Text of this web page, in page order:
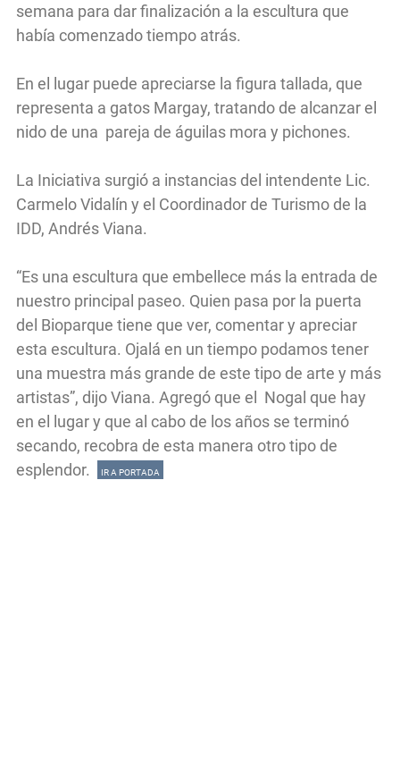
semana para dar finalización a la escultura que
había comenzado tiempo atrás.
En el lugar puede apreciarse la figura tallada, que
representa a gatos Margay, tratando de alcanzar el
nido de una pareja de águilas mora y pichones.
La Iniciativa surgió a instancias del intendente Lic.
Carmelo Vidalín y el Coordinador de Turismo de la
IDD, Andrés Viana.
“Es una escultura que embellece más la entrada de
nuestro principal paseo. Quien pasa por la puerta
del Bioparque tiene que ver, comentar y apreciar
esta escultura. Ojalá en un tiempo podamos tener
una muestra más grande de este tipo de arte y más
artistas”, dijo Viana. Agregó que el Nogal que hay
en el lugar y que al cabo de los años se terminó
secando, recobra de esta manera otro tipo de
esplendor.
IR A PORTADA